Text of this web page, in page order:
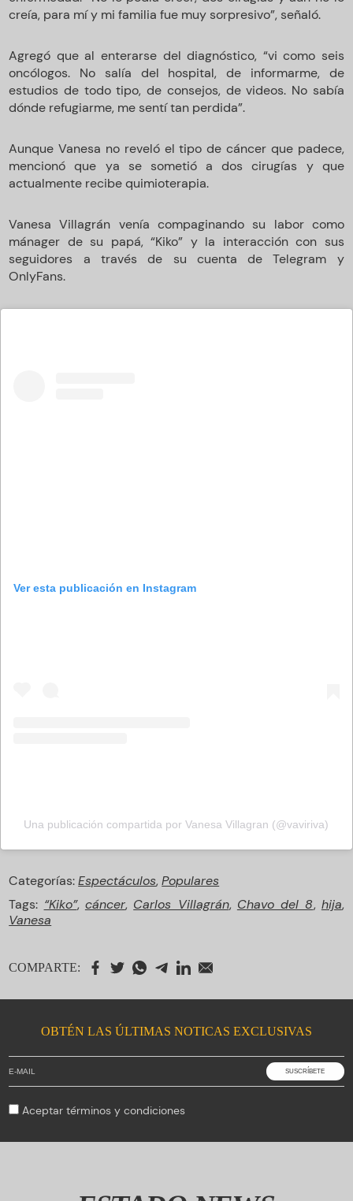
creía, para mí y mi familia fue muy sorpresivo”, señaló.
Agregó que al enterarse del diagnóstico, “vi como seis
oncólogos. No salía del hospital, de informarme, de
estudios de todo tipo, de consejos, de videos. No sabía
dónde refugiarme, me sentí tan perdida”.
Aunque Vanesa no reveló el tipo de cáncer que padece,
mencionó que ya se sometió a dos cirugías y que
actualmente recibe quimioterapia.
Vanesa Villagrán venía compaginando su labor como
mánager de su papá, “Kiko” y la interacción con sus
seguidores a través de su cuenta de Telegram y
OnlyFans.
Ver esta publicación en Instagram
Una publicación compartida por Vanesa Villagran (@vaviriva)
Categorías:Espectáculos,Populares
Tags: “Kiko”, cáncer, Carlos Villagrán, Chavo del 8, hija,
Vanesa
COMPARTE:
OBTÉN LAS ÚLTIMAS NOTICAS EXCLUSIVAS
Aceptartérminos y condiciones